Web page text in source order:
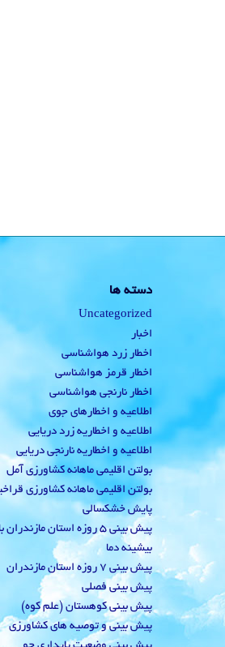
دسته ها
Uncategorized
اخبار
اخطار زرد هواشناسی
اخطار قرمز هواشناسی
اخطار نارنجی هواشناسی
اطلاعیه و اخطارهای جوی
اطلاعیه و اخطاریه زرد دریایی
اطلاعیه و اخطاریه نارنجی دریایی
بولتن اقلیمی ماهانه کشاورزی آمل
بولتن اقلیمی ماهانه کشاورزی
پایش خشکسالی
پیش بینی 5 روزه استان
بیشینه دما
پیش بینی 7 روزه استان مازندران
پیش بینی فصلی
پیش بینی کوهستان (علم کوه)
پیش بینی و توصیه های کشاورزی